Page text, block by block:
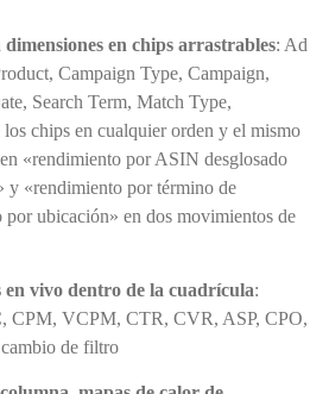
en chips arrastrables: Ad
Campaign Type, Campaign,
Search Term, Match Type,
chips en cualquier orden y el mismo
«rendimiento por ASIN desglosado
y «rendimiento por término de
por ubicación» en dos movimientos de
en vivo dentro de la cuadrícula:
CPM, VCPM, CTR, CVR, ASP, CPO,
de filtro